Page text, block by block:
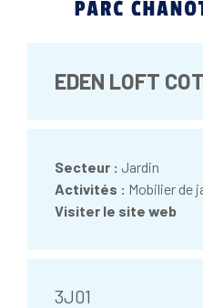
EDEN LOFT
Secteur : Jardin
Activités : Mobilier de
Visiter le site web
3J01